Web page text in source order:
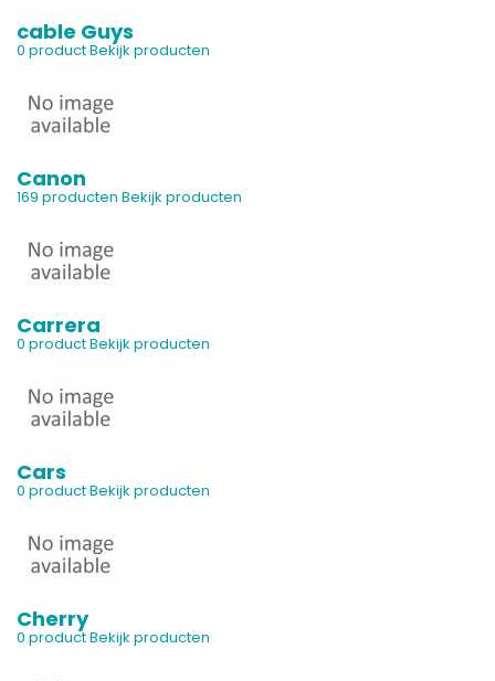
cable Guys
0 productBekijk producten
Canon
169 producten Bekijk producten
Carrera
0 productBekijk producten
Cars
0 productBekijk producten
Cherry
0 productBekijk producten